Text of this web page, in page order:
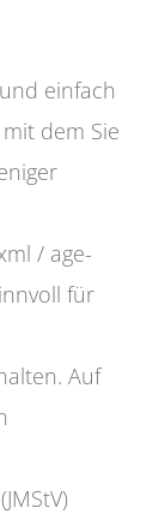
einfach
dem Sie
/ age-
für
Auf